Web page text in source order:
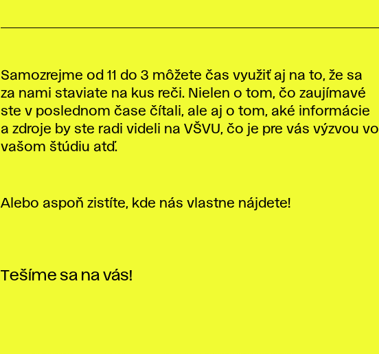
Samozrejme od 11 do 3 môžete čas využiť aj na to, že sa
za nami staviate na kus reči. Nielen o tom, čo zaujímavé
ste v poslednom čase čítali, ale aj o tom, aké informácie
a zdroje by ste radi videli na VŠVU, čo je pre vás výzvou vo
vašom štúdiu atď.
Alebo aspoň zistíte, kde nás vlastne nájdete!
Tešíme sa na vás!